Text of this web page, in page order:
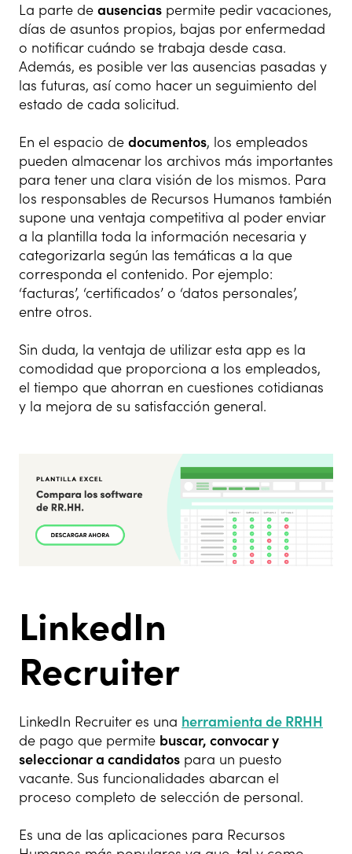
La parte de ausencias permite pedir vacaciones,
días de asuntos propios, bajas por enfermedad
o notificar cuándo se trabaja desde casa.
Además, es posible ver las ausencias pasadas y
las futuras, así como hacer un seguimiento del
estado de cada solicitud.
En el espacio de documentos, los empleados
pueden almacenar los archivos más importantes
para tener una clara visión de los mismos. Para
los responsables de Recursos Humanos también
supone una ventaja competitiva al poder enviar
a la plantilla toda la información necesaria y
categorizarla según las temáticas a la que
corresponda el contenido. Por ejemplo:
‘facturas’, ‘certificados’ o ‘datos personales’,
entre otros.
Sin duda, la ventaja de utilizar esta app es la
comodidad que proporciona a los empleados,
el tiempo que ahorran en cuestiones cotidianas
y la mejora de su satisfacción general.
LinkedIn
Recruiter
LinkedIn Recruiter es una herramienta de RRHH
de pago que permite buscar, convocar y
seleccionar a candidatos para un puesto
vacante. Sus funcionalidades abarcan el
proceso completo de selección de personal.
Es una de las aplicaciones para Recursos